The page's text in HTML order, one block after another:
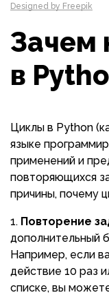
Designed by Freepik
Зачем
в
Циклы в Python
языке
применений и
повторяющихся
причины, почему
Повторение
дополнительный
Например, если
действие 10 раз
списке, вы